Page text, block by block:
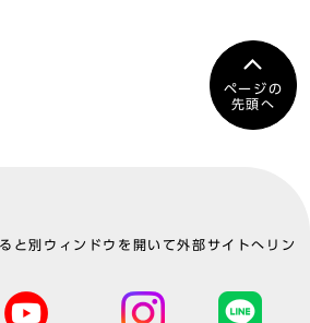
ページの
先頭へ
と別ウィンドウを開いて外部サイトへリン